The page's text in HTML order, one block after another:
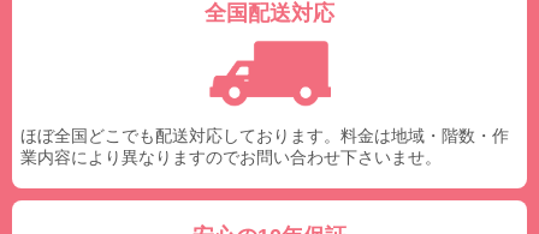
全国配送対応
ほぼ全国どこでも配送対応しております。料金は地域・階数・作
業内容により異なりますのでお問い合わせ下さいませ。